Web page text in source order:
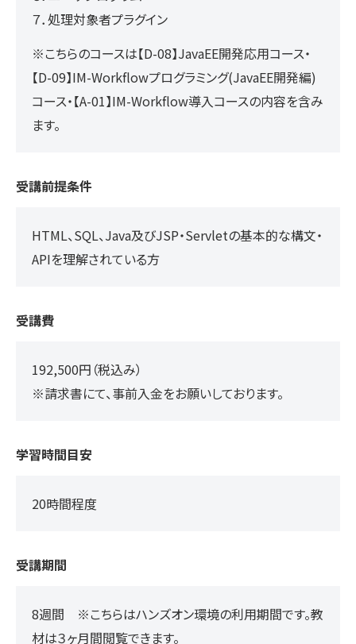
７．処理対象者プラグイン
※こちらのコースは【D-08】JavaEE開発応用コース・
【D-09】IM-Workflowプログラミング(JavaEE開発編)
コース・【A-01】IM-Workflow導入コースの内容を含み
ます。
受講前提条件
HTML、SQL、Java及びJSP・Servletの基本的な構文・
APIを理解されている方
受講費
192,500円（税込み）
※請求書にて、事前入金をお願いしております。
学習時間目安
20時間程度
受講期間
8週間 ※こちらはハンズオン環境の利用期間です。教
材は３ヶ月間閲覧できます。